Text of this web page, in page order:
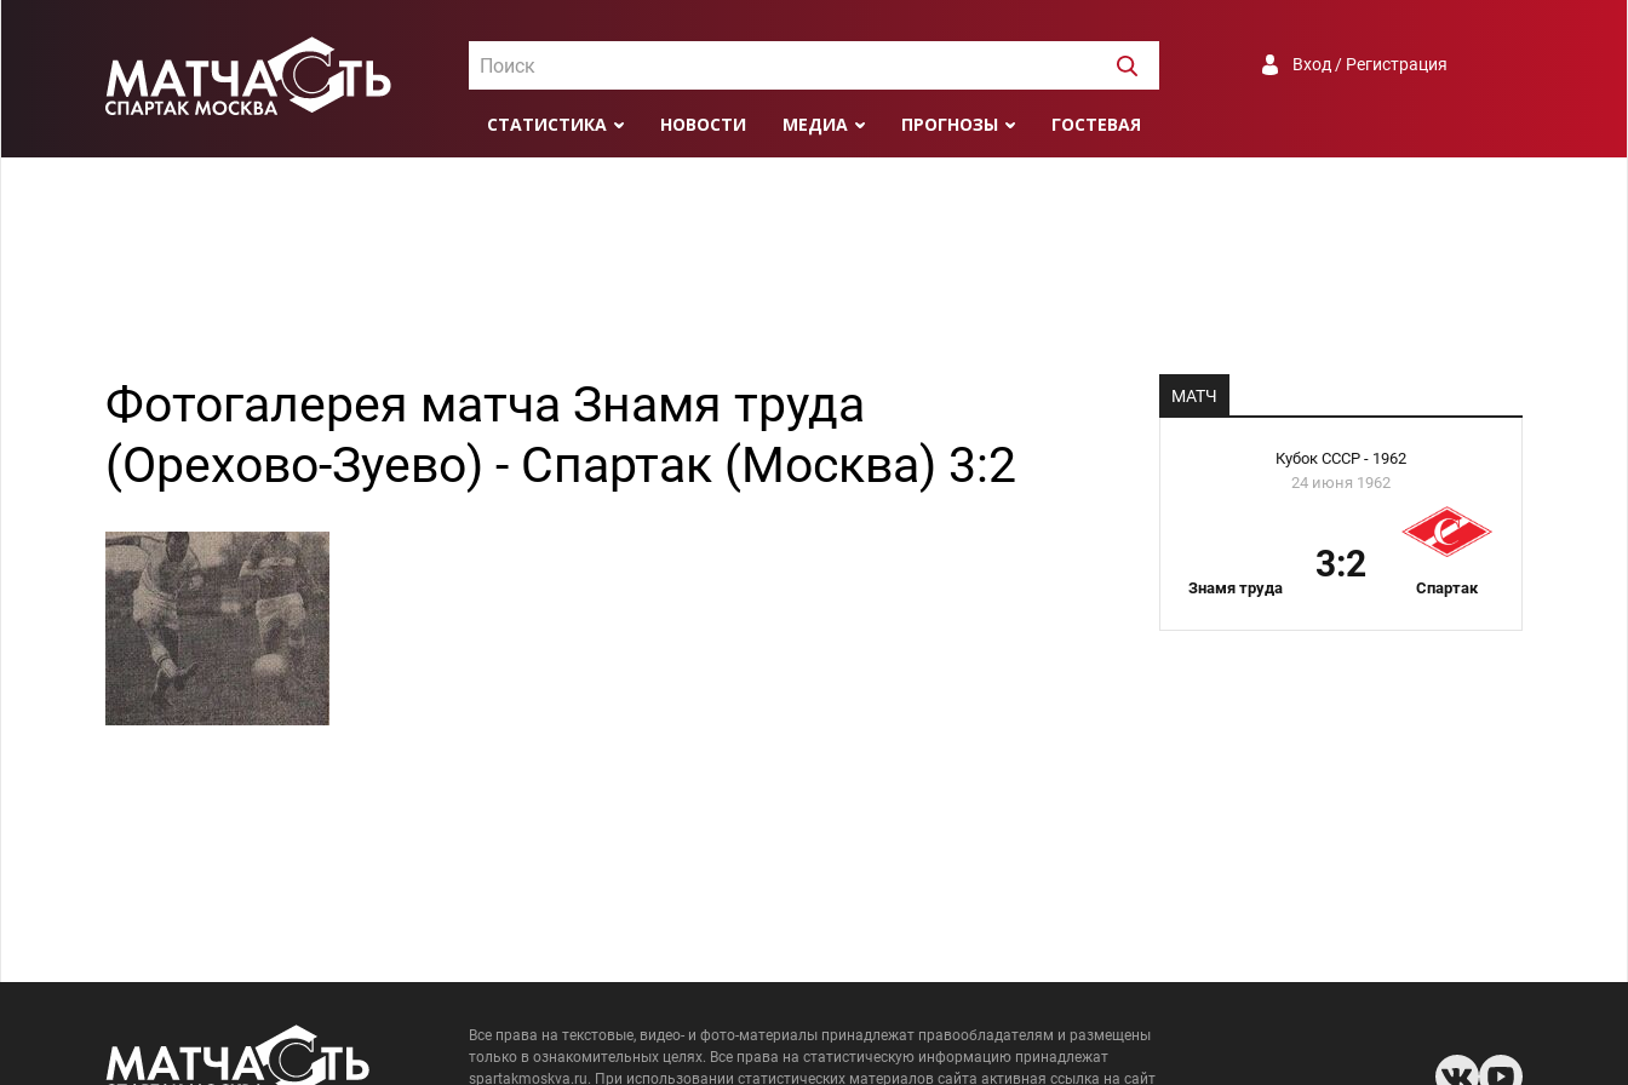
Поиск Вход / Регистрация
СТАТИСТИКА НОВОСТИ МЕДИА ПРОГНОЗЫ ГОСТЕВАЯ
Фотогалерея матча Знамя труда
(Орехово-Зуево) - Спартак (Москва) 3:2
МАТЧ
Кубок СССР - 1962
24 июня 1962
Знамя труда
3:2
Спартак
Все права на текстовые, видео- и фото-материалы принадлежат правообладателям и размещены
только в ознакомительных целях. Все права на статистическую информацию принадлежат
spartakmoskva.ru. При использовании статистических материалов сайта активная ссылка на сайт